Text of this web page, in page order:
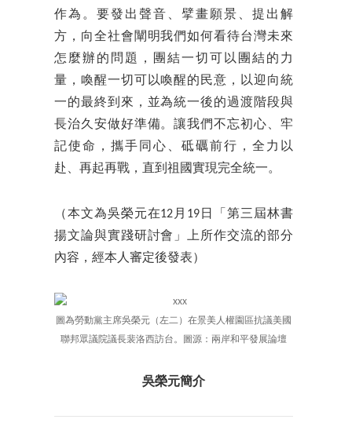
作為。要發出聲音、擘畫願景、提出解
方，向全社會闡明我們如何看待台灣未來
怎麼辦的問題，團結一切可以團結的力
量，喚醒一切可以喚醒的民意，以迎向統
一的最終到來，並為統一後的過渡階段與
長治久安做好準備。讓我們不忘初心、牢
記使命，攜手同心、砥礪前行，全力以
赴、再起再戰，直到祖國實現完全統一。
（本文為吳榮元在12月19日「第三屆林書
揚文論與實踐研討會」上所作交流的部分
內容，經本人審定後發表）
圖為勞動黨主席吳榮元（左二）在景美人權園區抗議美國
聯邦眾議院議長裴洛西訪台。圖源：兩岸和平發展論壇
吳榮元簡介